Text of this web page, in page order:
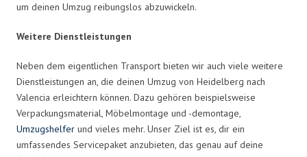
um deinen Umzug reibungslos abzuwickeln.
Weitere Dienstleistungen
Neben dem eigentlichen Transport bieten wir auch viele weitere
Dienstleistungen an, die deinen Umzug von Heidelberg nach
Valencia erleichtern können. Dazu gehören beispielsweise
Verpackungsmaterial, Möbelmontage und -demontage,
Umzugshelfer und vieles mehr. Unser Ziel ist es, dir ein
umfassendes Servicepaket anzubieten, das genau auf deine